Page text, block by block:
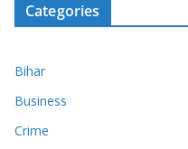
Categories
Bihar
Business
Crime